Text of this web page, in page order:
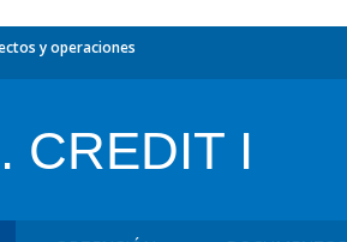
y operaciones
CREDIT I